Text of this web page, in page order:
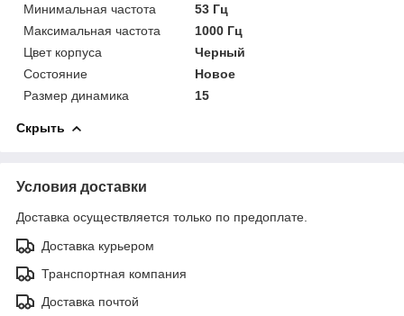
Минимальная частота
53 Гц
Максимальная частота
1000 Гц
Цвет корпуса
Черный
Состояние
Новое
Размер динамика
15
Скрыть
Условия доставки
Доставка осуществляется только по предоплате.
Доставка курьером
Транспортная компания
Доставка почтой